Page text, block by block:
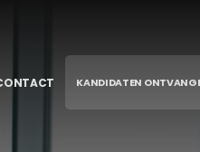
KANDIDATEN